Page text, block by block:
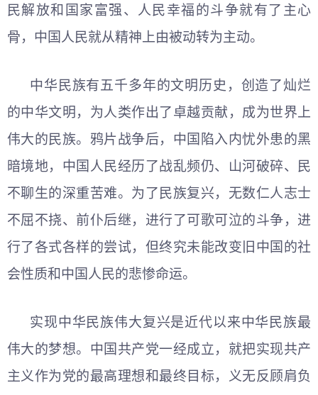
民解放和国家富强、人民幸福的斗争就有了主心
骨，中国人民就从精神上由被动转为主动。
中华民族有五千多年的文明历史，创造了灿烂
的中华文明，为人类作出了卓越贡献，成为世界上
伟大的民族。鸦片战争后，中国陷入内忧外患的黑
暗境地，中国人民经历了战乱频仍、山河破碎、民
不聊生的深重苦难。为了民族复兴，无数仁人志士
不屈不挠、前仆后继，进行了可歌可泣的斗争，进
行了各式各样的尝试，但终究未能改变旧中国的社
会性质和中国人民的悲惨命运。
实现中华民族伟大复兴是近代以来中华民族最
伟大的梦想。中国共产党一经成立，就把实现共产
主义作为党的最高理想和最终目标，义无反顾肩负